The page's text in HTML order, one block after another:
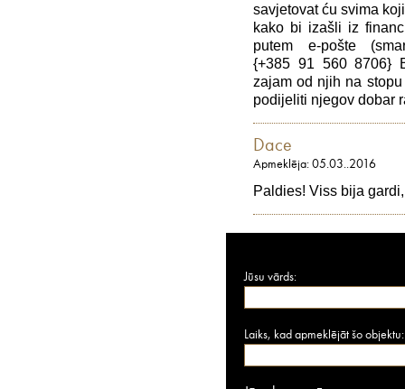
savjetovat ću svima
kako bi izašli iz
putem e-pošte
{+385 91 560 8706}
zajam od njih na
podijeliti njegov dobar
Dace
Apmeklēja: 05.03..2016
Paldies! Viss bija
Jūsu vārds:
Laiks, kad apmeklējāt šo objektu: